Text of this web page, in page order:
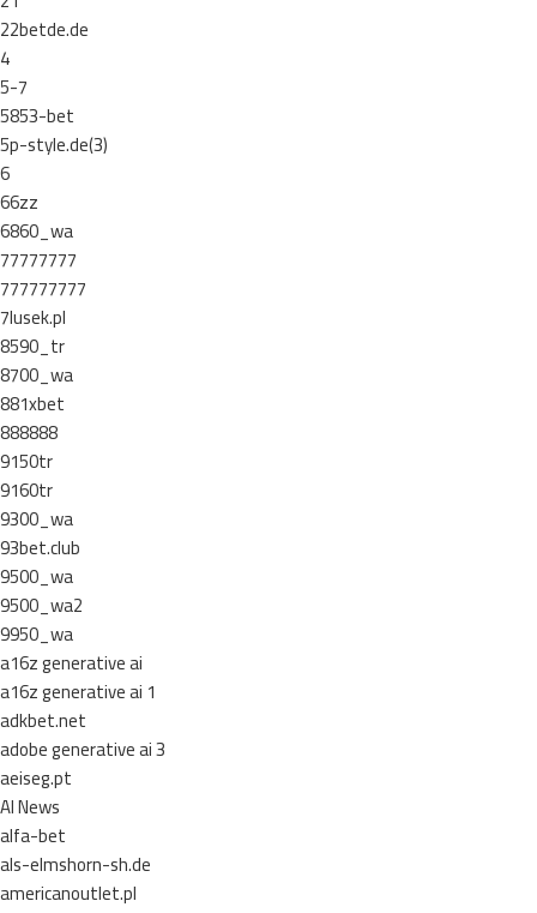
22betde.de
4
5-7
5853-bet
5p-style.de(3)
6
66zz
6860_wa
77777777
777777777
7lusek.pl
8590_tr
8700_wa
881xbet
888888
9150tr
9160tr
9300_wa
93bet.club
9500_wa
9500_wa2
9950_wa
a16z generative ai
a16z generative ai 1
adkbet.net
adobe generative ai 3
aeiseg.pt
AI News
alfa-bet
als-elmshorn-sh.de
americanoutlet.pl